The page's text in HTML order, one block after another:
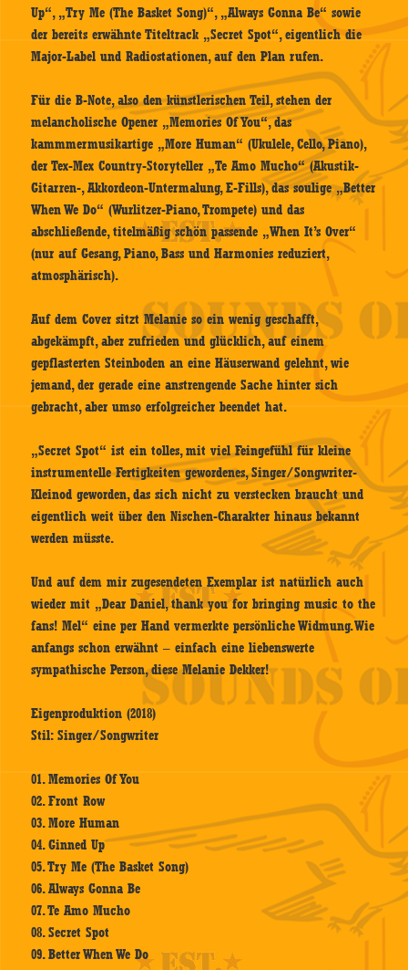
Up“, „Try Me (The Basket Song)“, „Always Gonna Be“ sowie
der bereits erwähnte Titeltrack „Secret Spot“, eigentlich die
Major-Label und Radiostationen, auf den Plan rufen.
Für die B-Note, also den künstlerischen Teil, stehen der
melancholische Opener „Memories Of You“, das
kammmermusikartige „More Human“ (Ukulele, Cello, Piano),
der Tex-Mex Country-Storyteller „Te Amo Mucho“ (Akustik-
Gitarren-, Akkordeon-Untermalung, E-Fills), das soulige „Better
When We Do“ (Wurlitzer-Piano, Trompete) und das
abschließende, titelmäßig schön passende „When It’s Over“
(nur auf Gesang, Piano, Bass und Harmonies reduziert,
atmosphärisch).
Auf dem Cover sitzt Melanie so ein wenig geschafft,
abgekämpft, aber zufrieden und glücklich, auf einem
gepflasterten Steinboden an eine Häuserwand gelehnt, wie
jemand, der gerade eine anstrengende Sache hinter sich
gebracht, aber umso erfolgreicher beendet hat.
„Secret Spot“ ist ein tolles, mit viel Feingefühl für kleine
instrumentelle Fertigkeiten gewordenes, Singer/Songwriter-
Kleinod geworden, das sich nicht zu verstecken braucht und
eigentlich weit über den Nischen-Charakter hinaus bekannt
werden müsste.
Und auf dem mir zugesendeten Exemplar ist natürlich auch
wieder mit „Dear Daniel, thank you for bringing music to the
fans! Mel“ eine per Hand vermerkte persönliche Widmung. Wie
anfangs schon erwähnt – einfach eine liebenswerte
sympathische Person, diese Melanie Dekker!
Eigenproduktion (2018)
Stil: Singer/Songwriter
01. Memories Of You
02. Front Row
03. More Human
04. Ginned Up
05. Try Me (The Basket Song)
06. Always Gonna Be
07. Te Amo Mucho
08. Secret Spot
09. Better When We Do